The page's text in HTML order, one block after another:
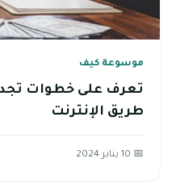
موسوعة كيف
تعرف على خطوات
طريق الإنترنت
📅 10 يناير 2024